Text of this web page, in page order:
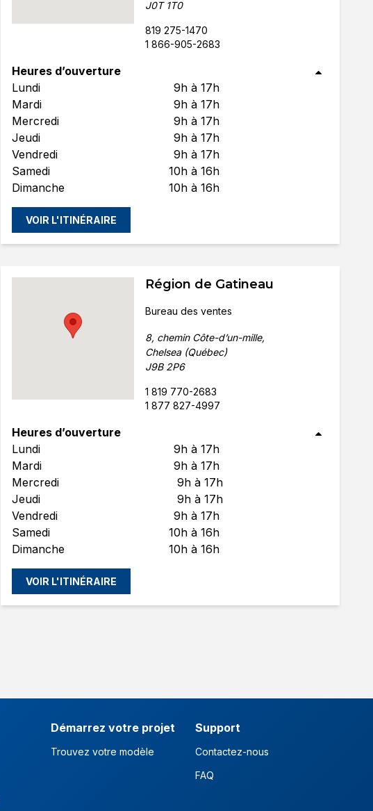
J0T 1T0
819 275-1470
1 866-905-2683
Heures d’ouverture
Lundi
9h à 17h
Mardi
9h à 17h
Mercredi
9h à 17h
Jeudi
9h à 17h
Vendredi
9h à 17h
Samedi
10h à 16h
Dimanche
10h à 16h
VOIR L'ITINÉRAIRE
Région de Gatineau
Bureau des ventes
8, chemin Côte-d’un-mille,
Chelsea (Québec)
J9B 2P6
1 819 770-2683
1 877 827-4997
Heures d’ouverture
Lundi
9h à 17h
Mardi
9h à 17h
Mercredi
9h à 17h
Jeudi
9h à 17h
Vendredi
9h à 17h
Samedi
10h à 16h
Dimanche
10h à 16h
VOIR L'ITINÉRAIRE
Démarrez votre projet
Trouvez votre modèle
Support
Contactez-nous
FAQ